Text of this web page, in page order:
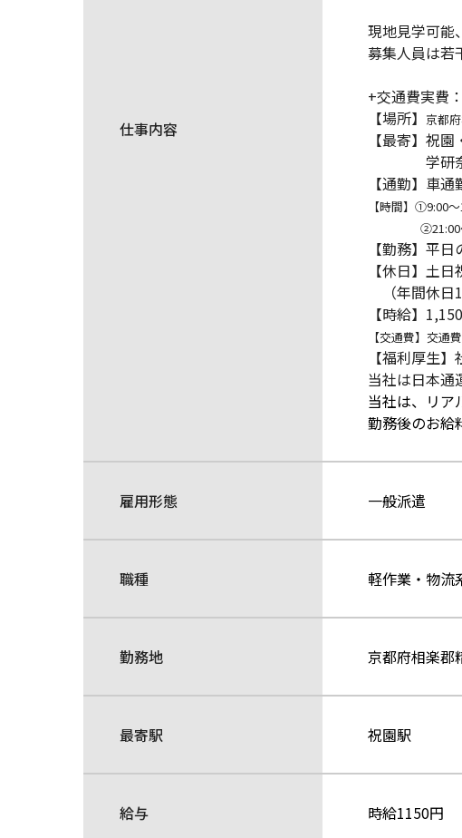
仕事内容
現地見学可能
募集人員は若
+交通費実費
【場所】 京都
【最寄】祝
学研奈良
【通勤】車
【時間】①9:00
②21:00～
【勤務】平
【休日】土
（年間休日
【時給】
【交通費】交通
【福利厚生
当社は日本通
当社は、リア
勤務後のお給
雇用形態 一般派遣
職種 軽作業・物流
勤務地 京都府相楽郡
最寄駅 祝園駅
給与 時給1150円